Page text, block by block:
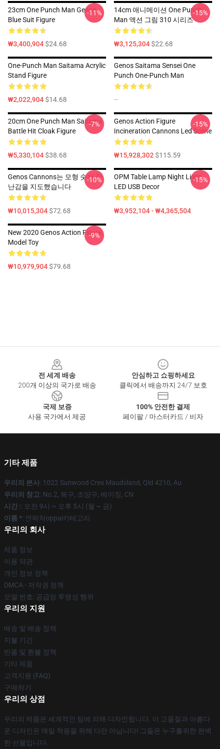
23cm One Punch Man Genos
Blue Suit Figure
₩3,400,904$24.68
-11%
14cm 애니메이션 One Punch
Man 액션 그림 310 시리즈
₩3,125,304$22.68
-15%
One-Punch Man Saitama Acrylic
Stand Figure
₩2,022,904$14.68
Genos Saitama Sensei One
Punch One-Punch Man
--
20cm One Punch Man Saitama
Battle Hit Cloak Figure
₩5,330,104$38.68
-7%
Genos Action Figure
Incineration Cannons Led Scene
₩15,928,302$115.59
-15%
Genos Cannons는 모형 숫자 장
난감을 지도했습니다
₩10,015,304$72.68
-10%
OPM Table Lamp Night Light
LED USB Decor
₩3,952,104 - ₩4,365,504
-15%
New 2020 Genos Action Figure
Model Toy
₩10,979,904$79.68
-9%
전 세계 배송
200개 이상의 국가로 배송
안심하고 쇼핑하세요
클릭에서 배송까지 24/7 보호
국제 보증
사용 국가에서 제공
100% 안전한 결제
페이팔 / 마스터카드 / 비자
기타 제품
우리의 본사: 1022 Sunwood Cres Maudsland, Qld 4210, Au
우리의 창고: No.2, 북구, 조양구, 베이징, CN
시간 :: 오전 9시 ~ 오후 5시 (월 ~ 금)
이름 *: 연락처oppai카테고리
우리의 회사
제품 정보
이용 약관
개인 정보 정책
DMCA - 저작권 정책
모델 번호: 공급망 투명성 행위
우리의 지원
배송 및 배송 정책
지불 기간
반품 및 환불 정책
기타 제품
고객지원 (FAQ)
구매하기
우리의 상점
우리의 제품은 세계적인 팀에 의해 디자인됩니다. 이 고품질과 아름다
운 디자인은 매일 착용을 위해 다만 아닙니다! 그들은 누구를위한 완벽
한 선물입니다.